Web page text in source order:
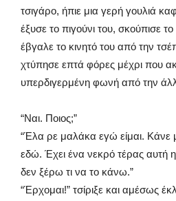
τσιγάρο, ήπιε μια γερή γουλιά
έξυσε το πιγούνι του, σκούπισε
έβγαλε το κινητό του από την
χτύπησε επτά φόρες μέχρι που
υπερδιγερμένη φωνή από την
“Ναι. Ποιος;”
“Έλα ρε μαλάκα εγώ είμαι. Κάνε
εδώ. Έχει ένα νεκρό τέρας αυτή η
δεν ξέρω τι να το κάνω.”
“Έρχομαι!” τσίριξε και αμέσως